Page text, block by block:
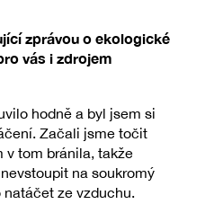
zprávou o ekologické
vás i zdrojem
hodně a byl jsem si
Začali jsme točit
v tom bránila, takže
na soukromý
ze vzduchu.